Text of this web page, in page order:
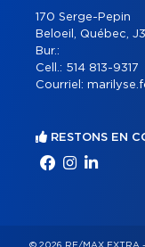
170 Serge-Pepin
Beloeil, Québec,
Bur.:
Cell.: 514 813-9317
Courriel:
RESTONS EN